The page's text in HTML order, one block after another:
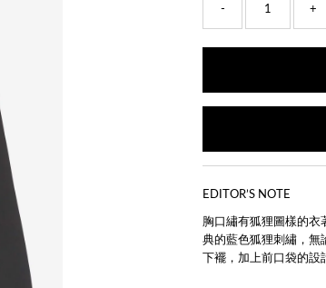
- +
EDITOR’S NOTE
胸口繡有狐狸圖樣的衣
典的藍色狐狸刺繡，無
下襬，加上前口袋的設